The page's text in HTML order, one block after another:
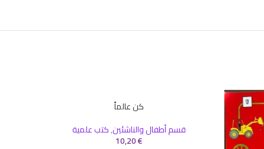
كن عالماً
قسم أطفال والناشئين,كتب علمية
10,20€